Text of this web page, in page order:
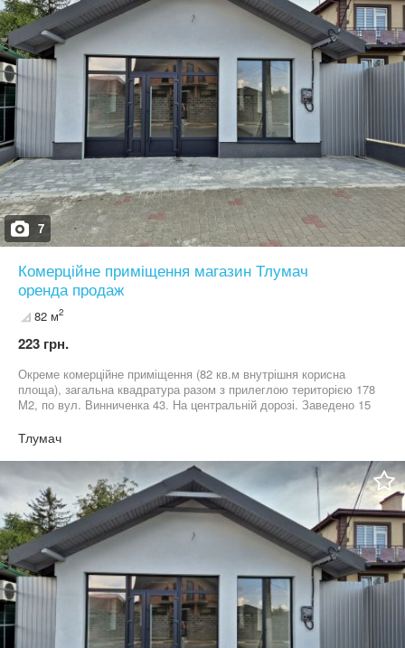
7
Комерційне приміщення магазин Тлумач
оренда продаж
82 м2
223 грн.
Окреме комерційне приміщення (82 кв.м внутрішня корисна
площа), загальна квадратура разом з прилеглою територією 178
M2, по вул. Винниченка 43. На центральній дорозі. Заведено 15
Утеплене. Гідроізольоване. Кондиціонер + окремо рекуператор.
Є ще закрита територія збоків і позаду будівлі для довільного
використання. Всі деталі за телефоном 06*********75
Тлумач